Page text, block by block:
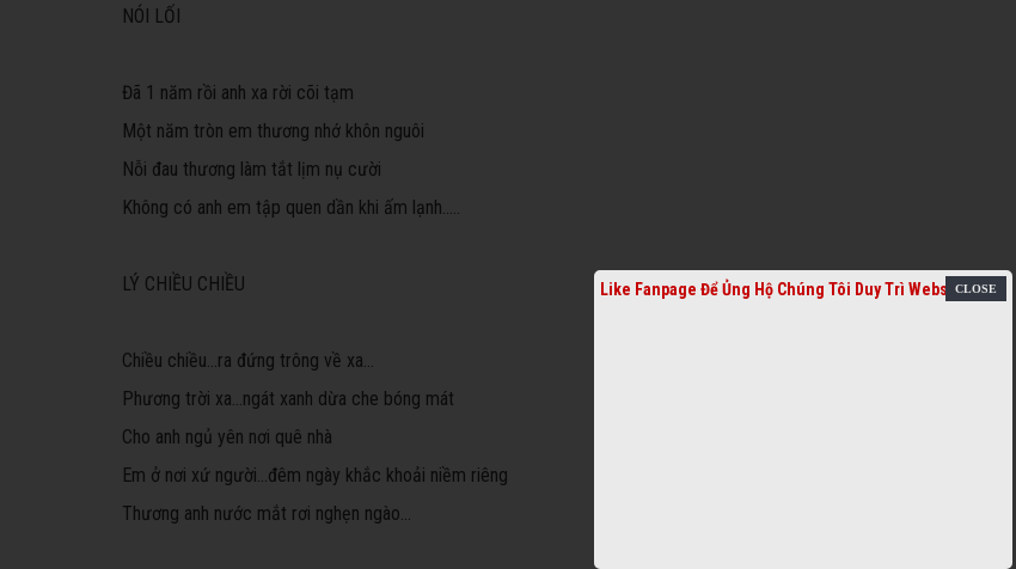
NÓI LỐI
Đã 1 năm rồi anh xa rời cõi tạm
Một năm tròn em thương nhớ khôn nguôi
Nỗi đau thương làm tắt lịm nụ cười
Không có anh em tập quen dần khi ấm lạnh.....
LÝ CHIỀU CHIỀU
Chiều chiều...ra đứng trông về xa...
Phương trời xa...ngát xanh dừa che bóng mát
Cho anh ngủ yên nơi quê nhà
Em ở nơi xứ người...đêm ngày khắc khoải niềm riêng
Thương anh nước mắt rơi nghẹn ngào...
Like Fanpage Để Ủng Hộ Chúng Tôi Duy Trì Website